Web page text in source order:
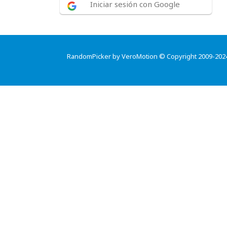
Iniciar sesión con Google
RandomPicker by VeroMotion © Copyright 2009-